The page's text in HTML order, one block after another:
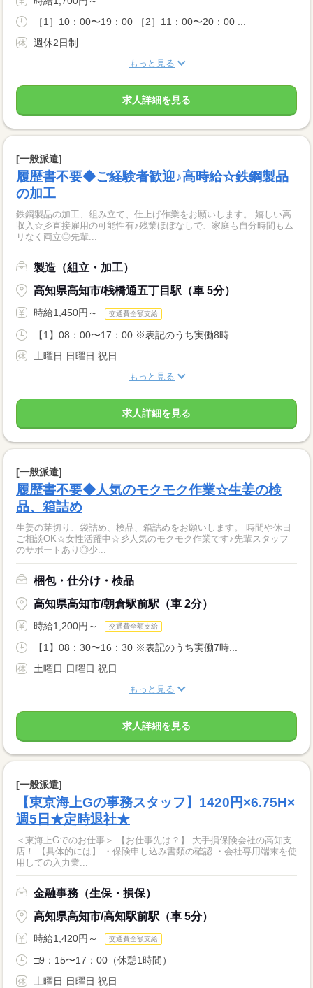
［1］10：00〜19：00 ［2］11：00〜20：00 ...
週休2日制
もっと見る
求人詳細を見る
[一般派遣]
履歴書不要◆ご経験者歓迎♪高時給☆鉄鋼製品
の加工
鉄鋼製品の加工、組み立て、仕上げ作業をお願いします。 嬉しい高
収入☆彡直接雇用の可能性有♪残業ほぼなしで、家庭も自分時間もム
リなく両立◎先輩...
製造（組立・加工）
高知県高知市/桟橋通五丁目駅（車 5分）
時給1,450円～ 交通費全額支給
【1】08：00〜17：00 ※表記のうち実働8時...
土曜日 日曜日 祝日
もっと見る
求人詳細を見る
[一般派遣]
履歴書不要◆人気のモクモク作業☆生姜の検
品、箱詰め
生姜の芽切り、袋詰め、検品、箱詰めをお願いします。 時間や休日
ご相談OK☆女性活躍中☆彡人気のモクモク作業です♪先輩スタッフ
のサポートあり◎少...
梱包・仕分け・検品
高知県高知市/朝倉駅前駅（車 2分）
時給1,200円～ 交通費全額支給
【1】08：30〜16：30 ※表記のうち実働7時...
土曜日 日曜日 祝日
もっと見る
求人詳細を見る
[一般派遣]
【東京海上Gの事務スタッフ】1420円×6.75H×
週5日★定時退社★
＜東海上Gでのお仕事＞ 【お仕事先は？】 大手損保険会社の高知支
店！ 【具体的には】 ・保険申し込み書類の確認 ・会社専用端末を使
用しての入力業...
金融事務（生保・損保）
高知県高知市/高知駅前駅（車 5分）
時給1,420円～ 交通費全額支給
□9：15〜17：00（休憩1時間）
土曜日 日曜日 祝日